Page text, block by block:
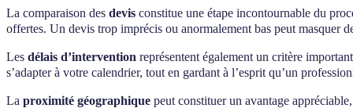
La comparaison des devis constitue une étape incontournable du
offertes. Un devis trop imprécis ou anormalement bas peut masquer
Les délais d’intervention représentent également un critère
s’adapter à votre calendrier, tout en gardant à l’esprit qu’un
La proximité géographique peut constituer un avantage